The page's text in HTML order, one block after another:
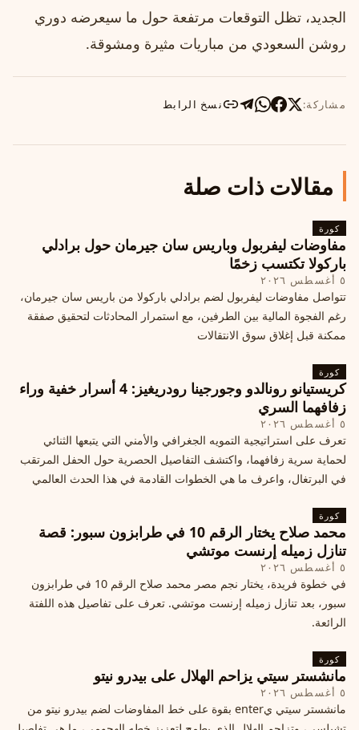
الجديد، تظل التوقعات مرتفعة حول ما سيعرضه دوري
روشن السعودي من مباريات مثيرة ومشوقة.
مشاركة: نسخ الرابط
مقالات ذات صلة
كورة
مفاوضات ليفربول وباريس سان جيرمان حول برادلي
باركولا تكتسب زخمًا
٥ أغسطس ٢٠٢٦
تتواصل مفاوضات ليفربول لضم برادلي باركولا من باريس سان جيرمان،
رغم الفجوة المالية بين الطرفين، مع استمرار المحادثات لتحقيق صفقة
ممكنة قبل إغلاق سوق الانتقالات
كورة
كريستيانو رونالدو وجورجينا رودريغيز: 4 أسرار خفية وراء
زفافهما السري
٥ أغسطس ٢٠٢٦
تعرف على استراتيجية التمويه الجغرافي والأمني التي يتبعها الثنائي
لحماية سرية زفافهما، واكتشف التفاصيل الحصرية حول الحفل المرتقب
في البرتغال، واعرف ما هي الخطوات القادمة في هذا الحدث العالمي
كورة
محمد صلاح يختار الرقم 10 في طرابزون سبور: قصة
تنازل زميله إرنست موتشي
٥ أغسطس ٢٠٢٦
في خطوة فريدة، يختار نجم مصر محمد صلاح الرقم 10 في طرابزون
سبور، بعد تنازل زميله إرنست موتشي. تعرف على تفاصيل هذه اللفتة
الرائعة.
كورة
مانشستر سيتي يزاحم الهلال على بيدرو نيتو
٥ أغسطس ٢٠٢٦
مانشستر سيتي يenter بقوة على خط المفاوضات لضم بيدرو نيتو من